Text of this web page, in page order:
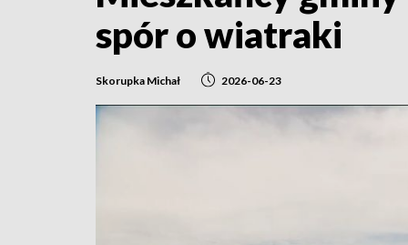
spór o wiatraki
Skorupka Michał 2026-06-23